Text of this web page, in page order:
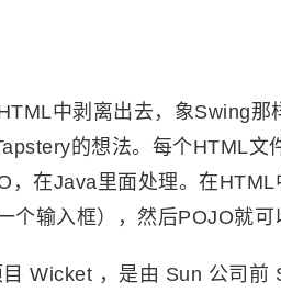
中剥离出去，象Swing那
的想法。每个HTML文
，在Java里面处理。在
个输入框），然后POJO就
Wicket ，是由 Sun 公司前